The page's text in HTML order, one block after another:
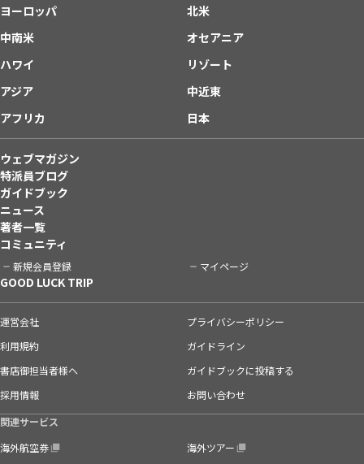
ヨーロッパ
北米
中南米
オセアニア
ハワイ
リゾート
アジア
中近東
アフリカ
日本
ウェブマガジン
特派員ブログ
ガイドブック
ニュース
著者一覧
コミュニティ
新規会員登録 マイページ
GOOD LUCK TRIP
運営会社
プライバシーポリシー
利用規約
ガイドライン
書店御担当者様へ
ガイドブックに投稿する
採用情報
お問い合わせ
関連サービス
海外航空券
海外ツアー